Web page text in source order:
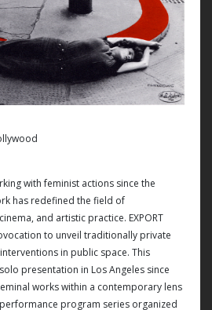
with feminist actions since the
has redefined the field of
and artistic practice. EXPORT
to unveil traditionally private
in public space. This
solo presentation in Los Angeles since
works within a contemporary lens
program series organized